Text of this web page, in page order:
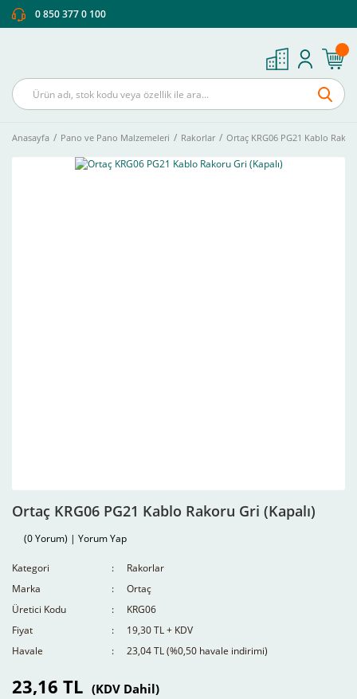
0 850 377 0 100
Anasayfa Pano ve Pano Malzemeleri Rakorlar Ortaç KRG06 PG21 Kablo
Ortaç KRG06 PG21 Kablo Rakoru Gri (Kapalı)
(0 Yorum) | Yorum Yap
Kategori
Rakorlar
Marka
Ortaç
Üretici Kodu
KRG06
Fiyat
19,30 TL + KDV
Havale
23,04 TL (%0,50 havale indirimi)
23,16 TL (KDV Dahil)